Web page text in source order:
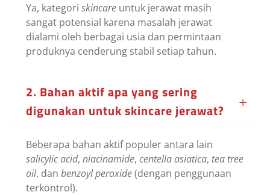
Ya, kategoriskincare untuk jerawat masih
sangat potensial karena masalah jerawat
dialami oleh berbagai usia dan permintaan
produknya cenderung stabil setiap tahun.
2. Bahan aktif apa yang sering
digunakan untuk skincare jerawat?
Beberapa bahan aktif populer antara lain
salicylic acid, niacinamide,centella asiatica, tea tree
oil, danbenzoyl peroxide(dengan penggunaan
terkontrol).